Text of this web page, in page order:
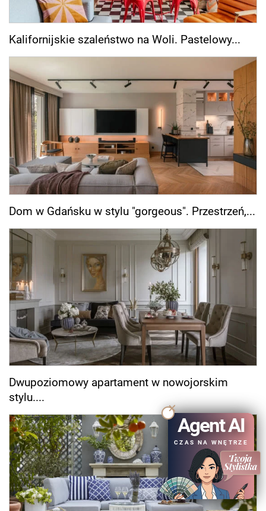
Kalifornijskie szaleństwo na Woli. Pastelowy...
Dom w Gdańsku w stylu "gorgeous". Przestrzeń,...
Dwupoziomowy apartament w nowojorskim
stylu....
Agent AI
CZAS NA WNĘTRZE